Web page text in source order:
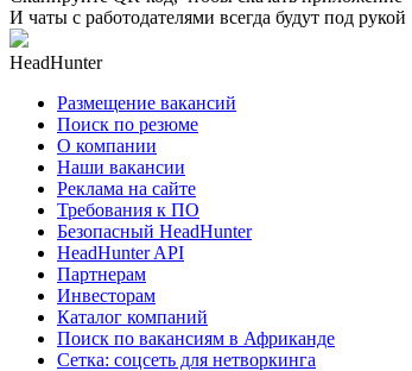
И чаты с работодателями всегда будут под рукой
HeadHunter
Размещение вакансий
Поиск по резюме
О компании
Наши вакансии
Реклама на сайте
Требования к ПО
Безопасный HeadHunter
HeadHunter API
Партнерам
Инвесторам
Каталог компаний
Поиск по вакансиям в Африканде
Сетка: соцсеть для нетворкинга